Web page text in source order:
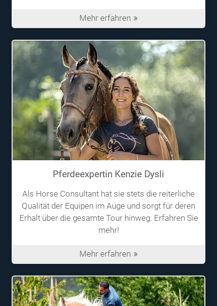
Mehr erfahren
Pferdeexpertin Kenzie Dysli
Als Horse Consultant hat sie stets die reiterliche
Qualität der Equipen im Auge und sorgt für deren
Erhalt über die gesamte Tour hinweg. Erfahren Sie
mehr!
Mehr erfahren